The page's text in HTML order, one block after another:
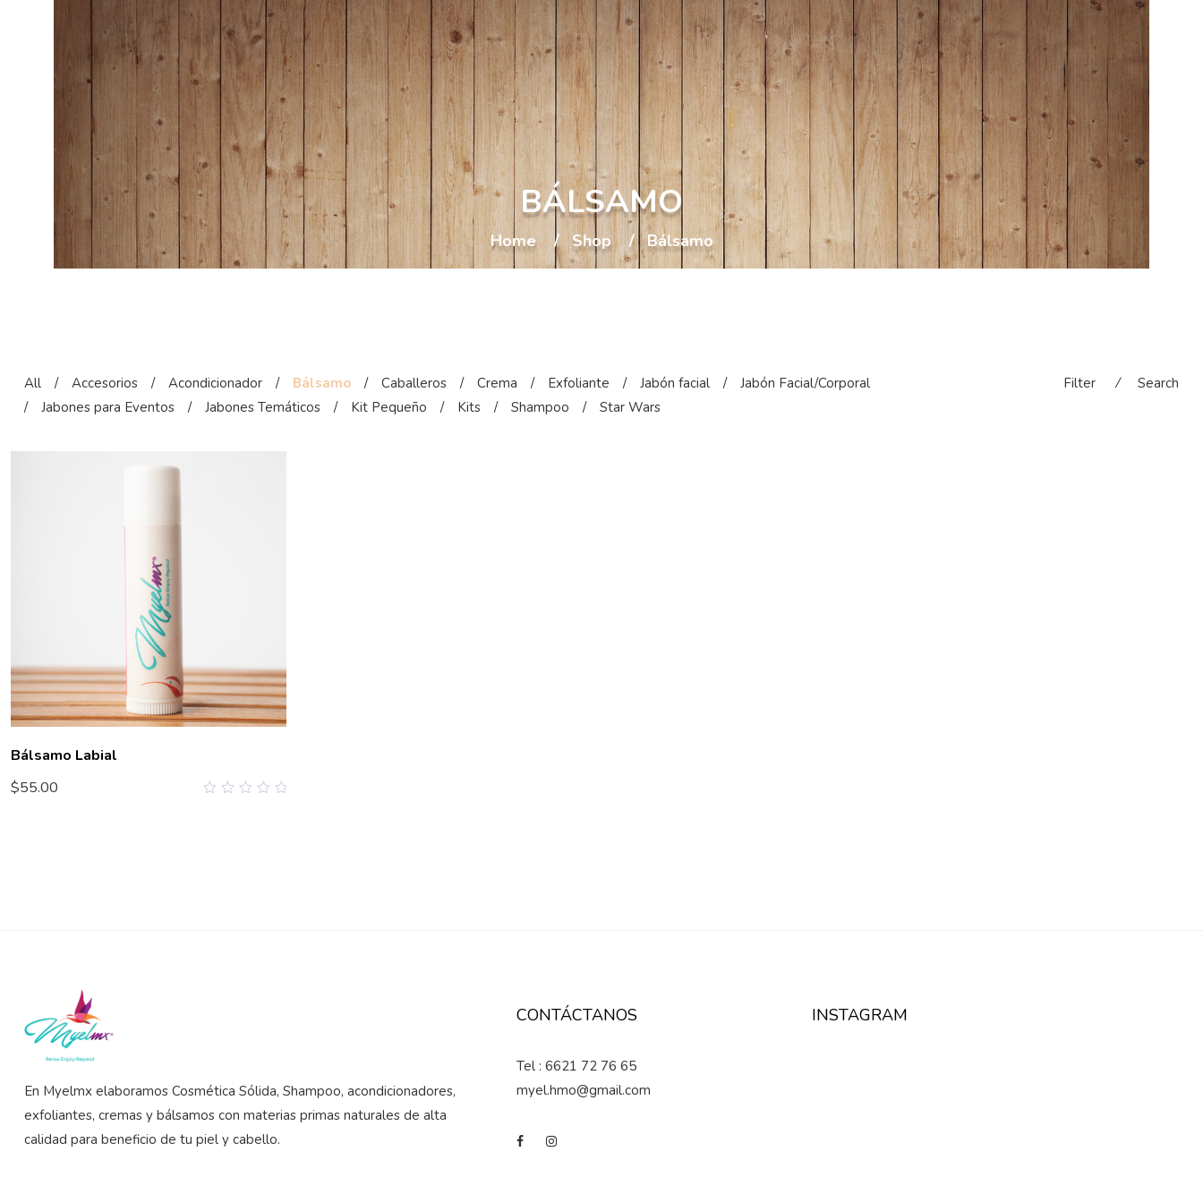
BÁLSAMO
Home Shop Bálsamo
All / Accesorios / Acondicionador / Bálsamo / Caballeros / Crema / Exfoliante / Jabón facial /
Jabón Facial/Corporal
/
Jabones para Eventos / Jabones Temáticos / Kit Pequeño / Kits / Shampoo / Star Wars
Filter ⁄ Search
Bálsamo Labial
$55.00
En Myelmx elaboramos Cosmética Sólida, Shampoo, acondicionadores,
exfoliantes, cremas y bálsamos con materias primas naturales de alta
calidad para beneficio de tu piel y cabello.
CONTÁCTANOS
Tel : 6621 72 76 65
myel.hmo@gmail.com
INSTAGRAM